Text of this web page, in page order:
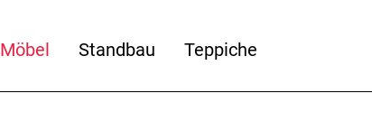
Möbel Standbau Teppiche